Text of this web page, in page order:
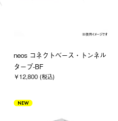
neos コネクトベース・トンネル
タープ-BF
￥12,800 (税込)
NEW